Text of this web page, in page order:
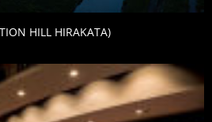
HILL HIRAKATA)